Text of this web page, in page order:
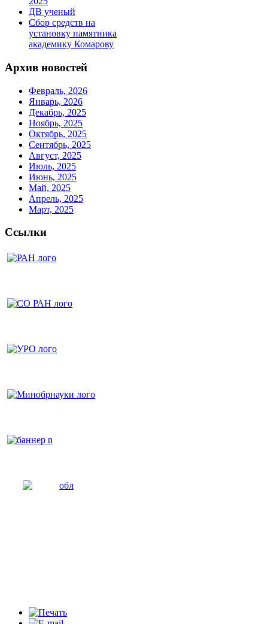
ДВ ученый
Сбор средств на
установку памятника
академику Комарову
Архив новостей
Февраль, 2026
Январь, 2026
Декабрь, 2025
Ноябрь, 2025
Октябрь, 2025
Сентябрь, 2025
Август, 2025
Июль, 2025
Июнь, 2025
Май, 2025
Апрель, 2025
Март, 2025
Ссылки